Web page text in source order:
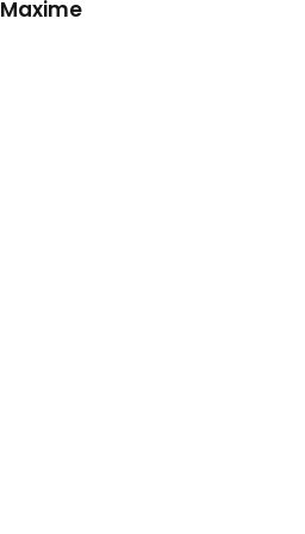
Maxime